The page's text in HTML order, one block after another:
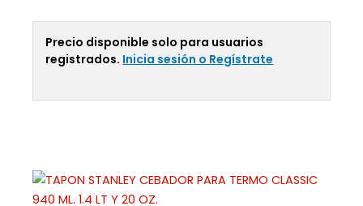
Precio disponible solo para usuarios
registrados. Inicia sesión o Regístrate